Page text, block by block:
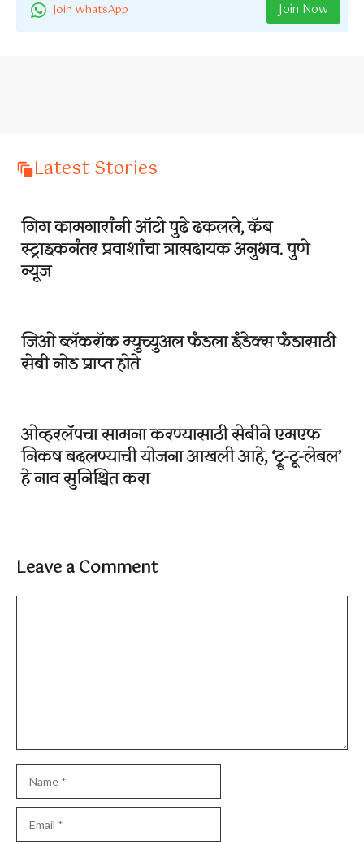
Join WhatsApp Join Now
Latest Stories
गिग कामगारांनी ऑटो पुढे ढकलले, कॅब
स्ट्राइकनंतर प्रवाशांचा त्रासदायक अनुभव. पुणे
न्यूज
जिओ ब्लॅकरॉक म्युच्युअल फंडला इंडेक्स फंडासाठी
सेबी नोड प्राप्त होते
ओव्हरलॅपचा सामना करण्यासाठी सेबीने एमएफ
निकष बदलण्याची योजना आखली आहे, ‘ट्रू-टू-लेबल’
हे नाव सुनिश्चित करा
Leave a Comment
Comment
Name
Email